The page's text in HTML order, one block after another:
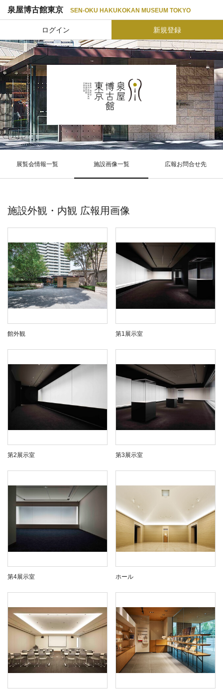
泉屋博古館東京 SEN-OKU HAKUKOKAN MUSEUM TOKYO
ログイン 新規登録
展覧会情報一覧 施設画像一覧 広報お問合せ先
施設外観・内観 広報用画像
館外観 第1展示室
第2展示室 第3展示室
第4展示室 ホール